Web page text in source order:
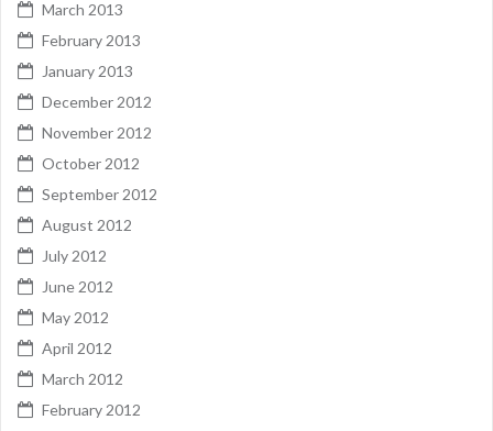
March 2013
February 2013
January 2013
December 2012
November 2012
October 2012
September 2012
August 2012
July 2012
June 2012
May 2012
April 2012
March 2012
February 2012